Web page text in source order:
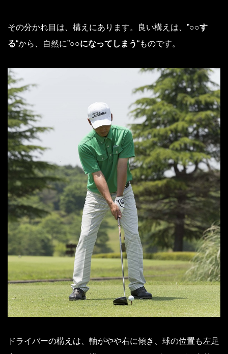
その分かれ目は、構えにあります。良い構えは、”○○す
る“から、自然に”○○になってしまう“ものです。
ドライバーの構えは、軸がやや右に傾き、球の位置も左足